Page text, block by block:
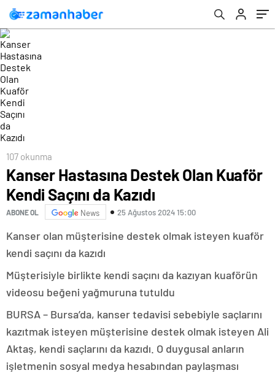
107 okunma
Kanser Hastasına Destek Olan Kuaför
Kendi Saçını da Kazıdı
ABONE OL News 25 Ağustos 2024 15:00
Kanser olan müşterisine destek olmak isteyen kuaför
kendi saçını da kazıdı
Müşterisiyle birlikte kendi saçını da kazıyan kuaförün
videosu beğeni yağmuruna tutuldu
BURSA – Bursa’da, kanser tedavisi sebebiyle saçlarını
kazıtmak isteyen müşterisine destek olmak isteyen Ali
Aktaş, kendi saçlarını da kazıdı. O duygusal anların
işletmenin sosyal medya hesabından paylaşması